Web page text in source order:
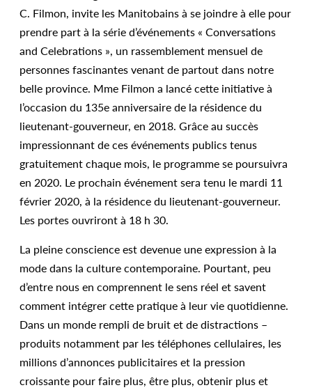
C. Filmon, invite les Manitobains à se joindre à elle pour
prendre part à la série d’événements « Conversations
and Celebrations », un rassemblement mensuel de
personnes fascinantes venant de partout dans notre
belle province. Mme Filmon a lancé cette initiative à
l’occasion du 135e anniversaire de la résidence du
lieutenant-gouverneur, en 2018. Grâce au succès
impressionnant de ces événements publics tenus
gratuitement chaque mois, le programme se poursuivra
en 2020. Le prochain événement sera tenu le mardi 11
février 2020, à la résidence du lieutenant-gouverneur.
Les portes ouvriront à 18 h 30.
La pleine conscience est devenue une expression à la
mode dans la culture contemporaine. Pourtant, peu
d’entre nous en comprennent le sens réel et savent
comment intégrer cette pratique à leur vie quotidienne.
Dans un monde rempli de bruit et de distractions –
produits notamment par les téléphones cellulaires, les
millions d’annonces publicitaires et la pression
croissante pour faire plus, être plus, obtenir plus et